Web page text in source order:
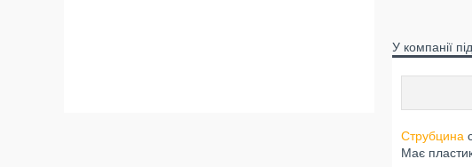
У компанії
Струбцина
Має